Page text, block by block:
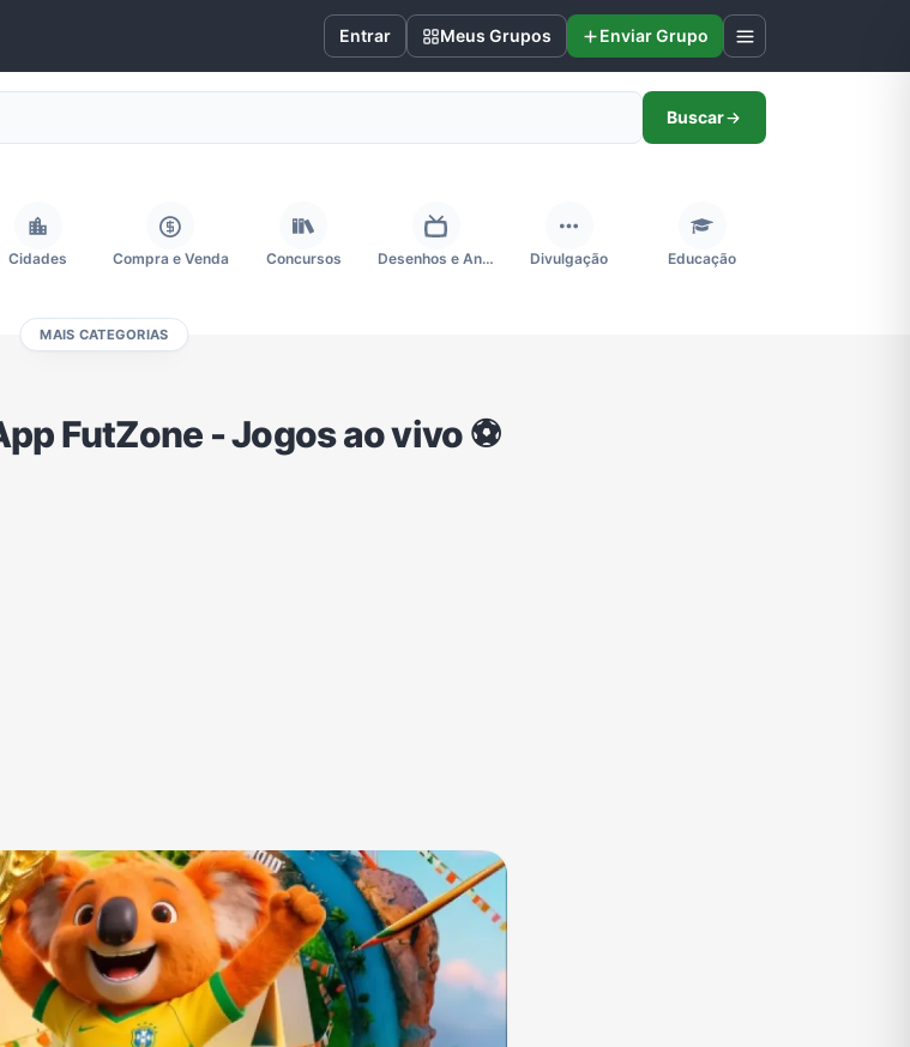
Entrar Meus Grupos Enviar Grupo
Buscar
Cidades Compra e Venda Concursos Desenhos e Animes Divulgação Educação
e Beleza Namoro
MAIS CATEGORIAS
FutZone - Jogos ao vivo ⚽